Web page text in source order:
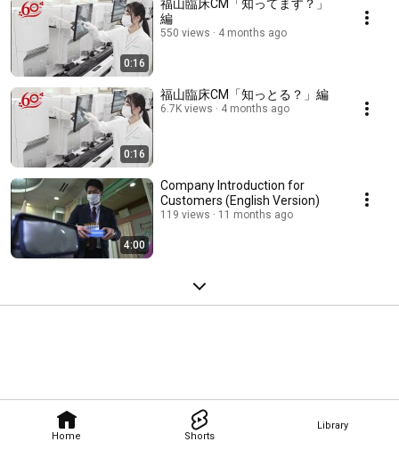
Home Shorts
Library
0:16
福山臨床CM「知ってます？」
編
550 views 4 months ago
0:16
福山臨床CM「知っとる？」編
6.7K views 4 months ago
4:00
Company Introduction for
Customers (English Version)
119 views 11 months ago